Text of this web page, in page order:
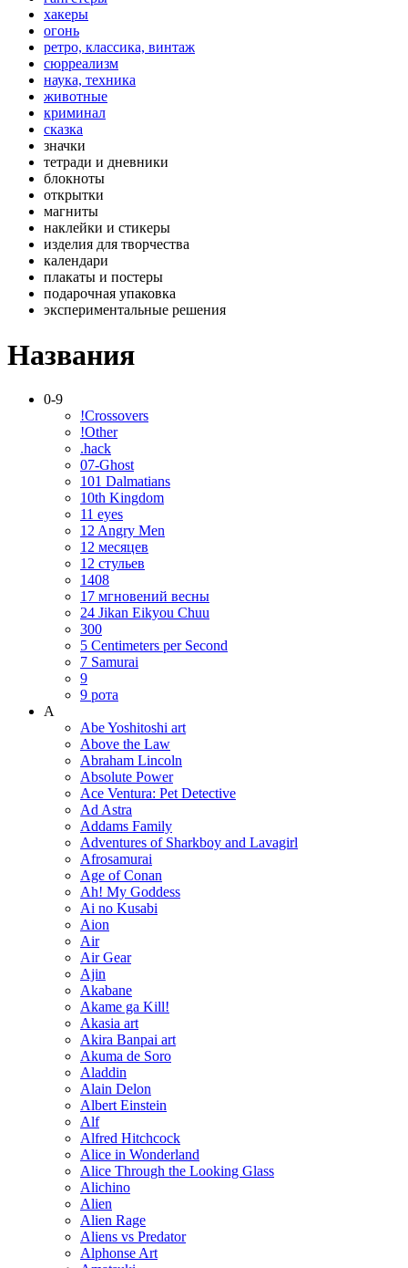
хакеры
огонь
ретро, классика, винтаж
сюрреализм
наука, техника
животные
криминал
сказка
значки
тетради и дневники
блокноты
открытки
магниты
наклейки и стикеры
изделия для творчества
календари
плакаты и постеры
подарочная упаковка
экспериментальные решения
Названия
0-9
!Crossovers
!Other
.hack
07-Ghost
101 Dalmatians
10th Kingdom
11 eyes
12 Angry Men
12 месяцев
12 стульев
1408
17 мгновений весны
24 Jikan Eikyou Chuu
300
5 Centimeters per Second
7 Samurai
9
9 рота
A
Abe Yoshitoshi art
Above the Law
Abraham Lincoln
Absolute Power
Ace Ventura: Pet Detective
Ad Astra
Addams Family
Adventures of Sharkboy and Lavagirl
Afrosamurai
Age of Conan
Ah! My Goddess
Ai no Kusabi
Aion
Air
Air Gear
Ajin
Akabane
Akame ga Kill!
Akasia art
Akira Banpai art
Akuma de Soro
Aladdin
Alain Delon
Albert Einstein
Alf
Alfred Hitchcock
Alice in Wonderland
Alice Through the Looking Glass
Alichino
Alien
Alien Rage
Aliens vs Predator
Alphonse Art